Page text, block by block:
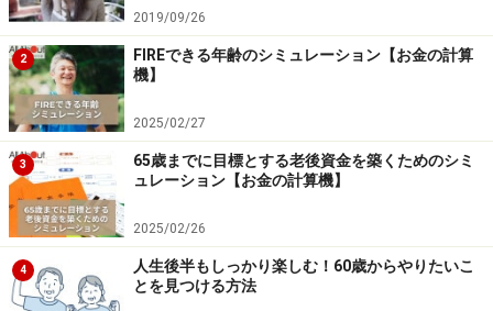
2019/09/26
2
FIREできる年齢のシミュレーション【お金の計算
機】
2025/02/27
3
65歳までに目標とする老後資金を築くためのシミ
ュレーション【お金の計算機】
2025/02/26
4
人生後半もしっかり楽しむ！60歳からやりたいこ
とを見つける方法